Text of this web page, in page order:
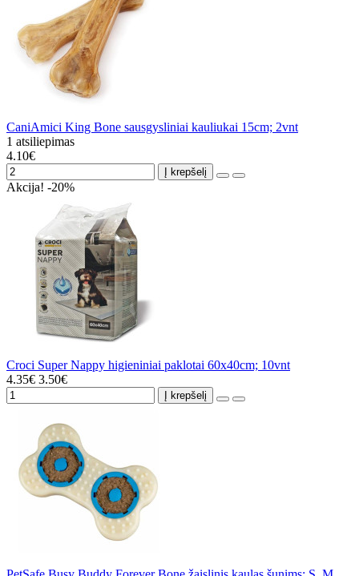
CaniAmici King Bone sausgysliniai kauliukai 15cm; 2vnt
1 atsiliepimas
4.10€
Į krepšelį
Akcija! -20%
Croci Super Nappy higieniniai paklotai 60x40cm; 10vnt
4.35€ 3.50€
Į krepšelį